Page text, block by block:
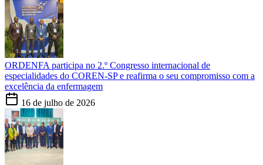
ORDENFA participa no 2.º Congresso internacional de
especialidades do COREN-SP e reafirma o seu compromisso com a
excelência da enfermagem
16 de julho de 2026